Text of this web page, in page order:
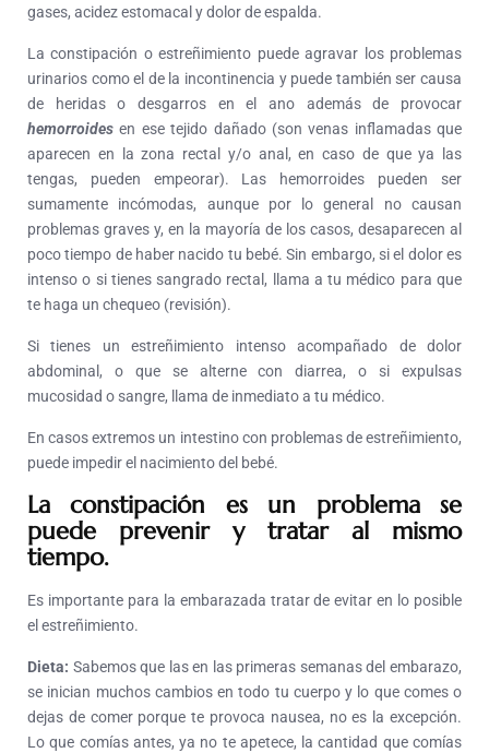
gases, acidez estomacal y dolor de espalda.
La constipación o estreñimiento puede agravar los problemas
urinarios como el de la incontinencia y puede también ser causa
de heridas o desgarros en el ano además de provocar
hemorroides en ese tejido dañado (son venas inflamadas que
aparecen en la zona rectal y/o anal, en caso de que ya las
tengas, pueden empeorar). Las hemorroides pueden ser
sumamente incómodas, aunque por lo general no causan
problemas graves y, en la mayoría de los casos, desaparecen al
poco tiempo de haber nacido tu bebé. Sin embargo, si el dolor es
intenso o si tienes sangrado rectal, llama a tu médico para que
te haga un chequeo (revisión).
Si tienes un estreñimiento intenso acompañado de dolor
abdominal, o que se alterne con diarrea, o si expulsas
mucosidad o sangre, llama de inmediato a tu médico.
En casos extremos un intestino con problemas de estreñimiento,
puede impedir el nacimiento del bebé.
La constipación es un problema se
puede prevenir y tratar al mismo
tiempo.
Es importante para la embarazada tratar de evitar en lo posible
el estreñimiento.
Dieta: Sabemos que las en las primeras semanas del embarazo,
se inician muchos cambios en todo tu cuerpo y lo que comes o
dejas de comer porque te provoca nausea, no es la excepción.
Lo que comías antes, ya no te apetece, la cantidad que comías